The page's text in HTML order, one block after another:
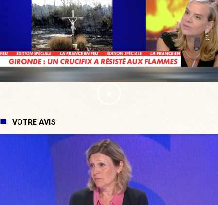
VOTRE AVIS